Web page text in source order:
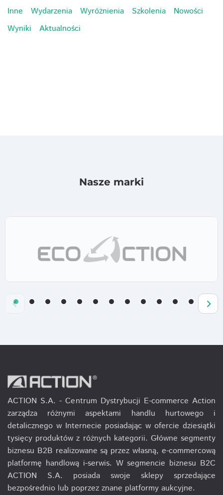
Inne Wydarzenia Wyróżnienia Szkolenia
Nowości
Wyniki
Aktualności
Nasze marki
ACTION S.A. - Centrum Dystrybucji E-commerce Action
zarządza różnymi aspektami handlu hurtowego i
detalicznego w Internecie posiadając w ofercie dziesiątki
tysięcy produktów z różnych kategorii. Główne segmenty
biznesu B2B realizowane są przez własną, e-commercową
platformę handlową i-serwis. W segmencie biznesu B2C
ACTION S.A. posiada swoje sklepy sprzedające
bezpośrednio lub poprzez znane platformy aukcyjne.